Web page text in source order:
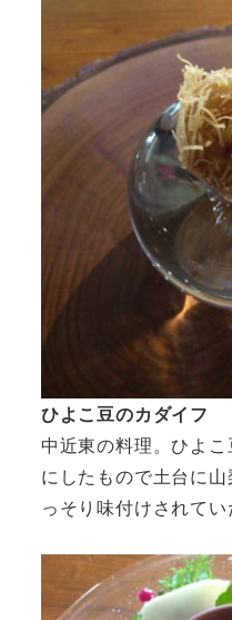
ひよこ豆のカダイフ
中近東の料理。ひよ
にしたもので土台に
っそり味付けされてい